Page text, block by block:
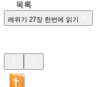
목록
레위기 27장 한번에 읽기